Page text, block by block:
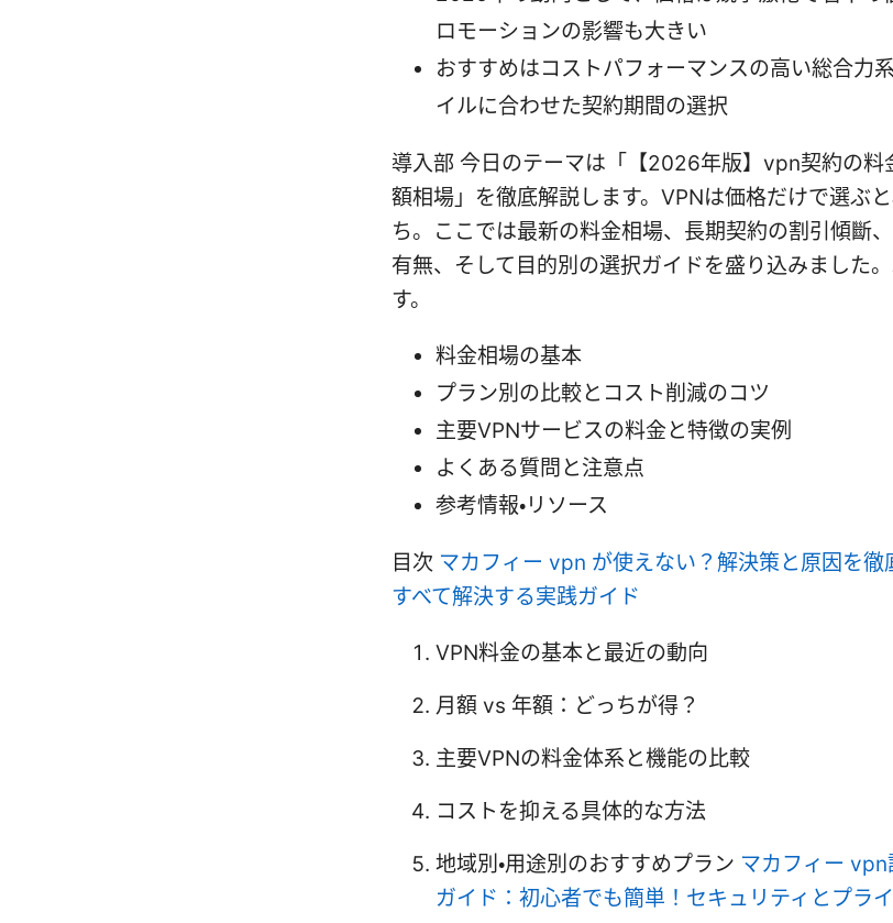
ロモーションの影響も大きい
おすすめはコストパフォーマンスの高い総合力
イルに合わせた契約期間の選択
導入部 今日のテーマは「【2026年版】vpn契約の料
額相場」を徹底解説します。VPNは価格だけで選ぶ
ち。ここでは最新の料金相場、長期契約の割引傾斷
有無、そして目的別の選択ガイドを盛り込みました
す。
料金相場の基本
プラン別の比較とコスト削減のコツ
主要VPNサービスの料金と特徴の実例
よくある質問と注意点
参考情報・リソース
目次 マカフィー vpn が使えない？解決策と原因を
すべて解決する実践ガイド
VPN料金の基本と最近の動向
月額 vs 年額：どっちが得？
主要VPNの料金体系と機能の比較
コストを抑える具体的な方法
地域別・用途別のおすすめプラン マカフィー
ガイド：初心者でも簡単！セキュリティとプラ